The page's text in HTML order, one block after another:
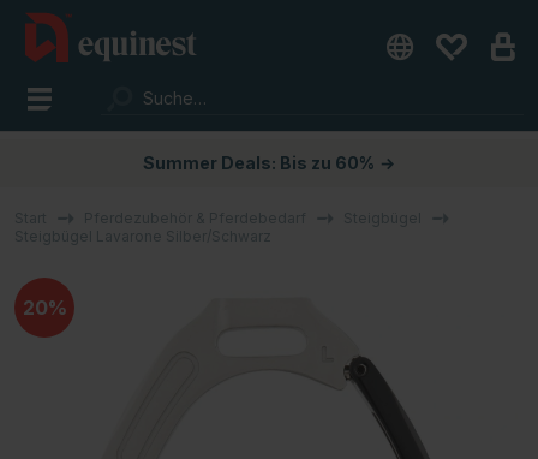
Summer Deals: Bis zu 60% →
20